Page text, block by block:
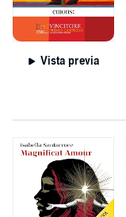
Vista previa